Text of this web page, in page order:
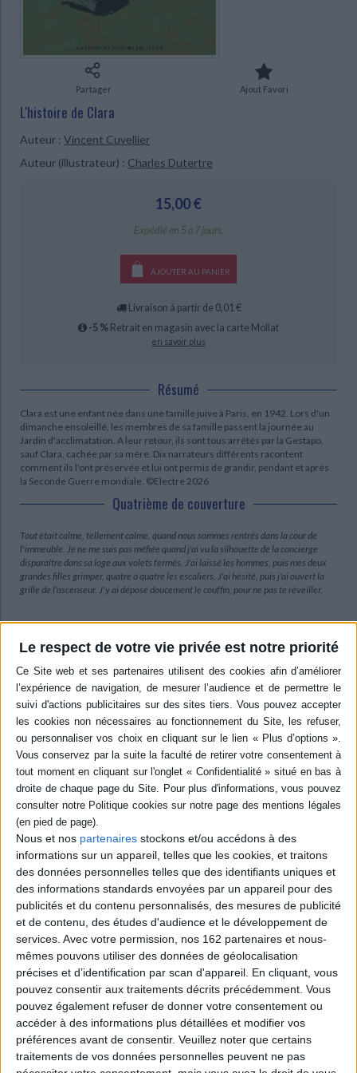
Le respect de votre vie privée est notre priorité
Nous et nos partenaires stockons et/ou accédons à des
informations sur un appareil, telles que les cookies, et traitons
des données personnelles telles que des identifiants uniques et
des informations standards envoyées par un appareil pour des
publicités et du contenu personnalisés, des mesures de publicité
et de contenu, des études d'audience et le développement de
services. Avec votre permission, nos 162 partenaires et nous-
mêmes pouvons utiliser des données de géolocalisation
précises et d’identification par scan d'appareil. En cliquant, vous
pouvez consentir aux traitements décrits précédemment. Vous
pouvez également refuser de donner votre consentement ou
accéder à des informations plus détaillées et modifier vos
préférences avant de consentir. Veuillez noter que certains
traitements de vos données personnelles peuvent ne pas
Bibliothèque de la Pléiade
Classiques scolaires
Littérature de voyage Audio - Livres lus
Littérature en version originale
Ecologie - Environnement
Histoire - Généralités Histoire des pays
Histoire ancienne Géographie
Danse
Partager Ajout Favori
L'histoire de Clara
Auteur : Vincent Cuvellier
Auteur (illustrateur) : Charles Dutertre
15,00 €
Expédié en 5 à 7 jours.
AJOUTER AU PANIER
Livraison à partir de 0,01 €
-5 % Retrait en magasin avec la carte Mollat
en savoir plus
Résumé
Clara est une enfant née dans une famille juive à Paris, en 1942. Lors d'un
dimanche ensoleillé, les membres de sa famille passent la journée au
Jardin d'acclimatation. A leur retour, ils sont tous arrêtés par la Gestapo,
sauf Clara, cachée par sa mère. Dix narrateurs différents racontent
comment ils l'ont préservée et lui ont permis de grandir, pendant et après
la Seconde Guerre mondiale. ©Electre 2026
Quatrième de couverture
Tout était calme, tellement calme, quand nous sommes rentrés dans la cour de
l'immeuble. Je ne me suis pas méfiée quand j'ai vu la silhouette de la concierge
disparaître dans sa loge aux volets fermés. J'ai laissé les hommes, puis mes deux
grandes filles grimper, quatre à quatre les escaliers. J'ai hésité, puis j'ai ouvert la
grille de l'ascenseur. J'y ai déposé doucement le couffin, pour ne pas te réveiller.
Contenus Mollat en relation
Dossiers
Jeunesse Documentaire Jeunesse
La seconde guerre mondiale
Le devoir de mémoire face à la sensibilité des enfants
EN SAVOIR PLUS
Les documentaires sur la guerre de 1939-
Afficher